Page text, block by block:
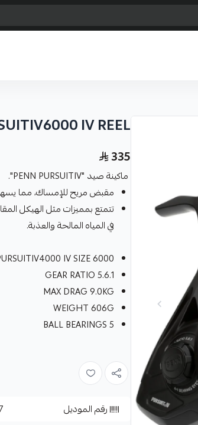
IV REEL
335
ماكينة صيد "PENN PURSUITIV".
مقبض مريح للإمساك، مما
تتمتع بمميزات مثل الهيكل
في المياه المالحة والعذبة.
IV SIZE 6000
GEAR RATIO 5.6.1
MAX DRAG 9.0KG
WEIGHT 606G
BALL BEARINGS 5
رقم الموديل